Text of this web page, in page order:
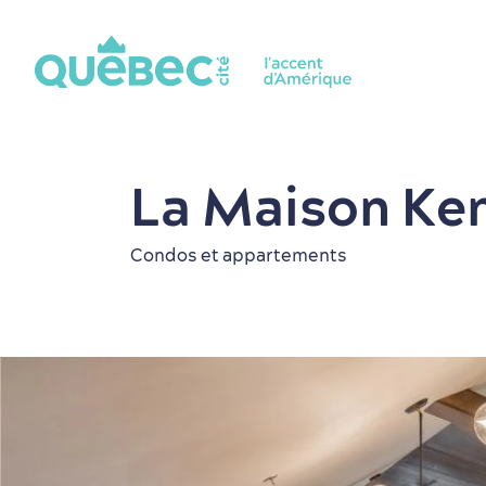
La Maison
Condos et appartements